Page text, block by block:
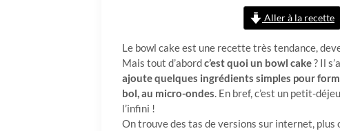
Aller à la recette
Le bowl cake est une recette très tendance,
Mais tout d’abordc’est quoi un bowl cake? Il
ajoute quelques ingrédients simples pour
bol, au micro-ondes. En bref, c’est un petit-
l’infini !
On trouve des tas de versions sur internet, plus